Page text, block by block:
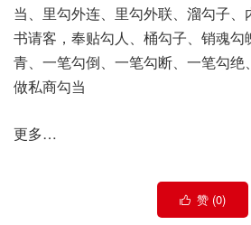
当、里勾外连、里勾外联、溜勾子
书请客，奉贴勾人、桶勾子、销魂勾
青、一笔勾倒、一笔勾断、一笔勾绝
做私商勾当
更多…
 赞 (0)